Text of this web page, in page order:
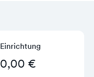
Einrichtung
0,00 €